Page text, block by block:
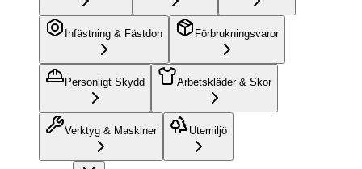
Infästning & Fästdon Förbrukningsvaror
Personligt Skydd Arbetskläder & Skor
Verktyg & Maskiner Utemiljö